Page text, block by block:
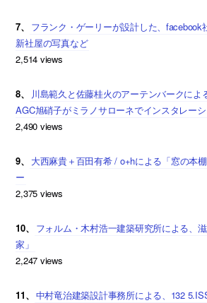
7、
フランク・ゲーリーが設計した、facebook
新社屋の写真など
2,514 views
8、
川島範久と佐藤桂火のアーテンバークによ
AGC旭硝子がミラノサローネでインスタレー
2,490 views
9、
大西麻貴＋百田有希 / o+hによる「窓の本
ー
2,375 views
10、
フォルム・木村浩一建築研究所による、
家」
2,247 views
11、 中村竜治建築設計事務所による、132